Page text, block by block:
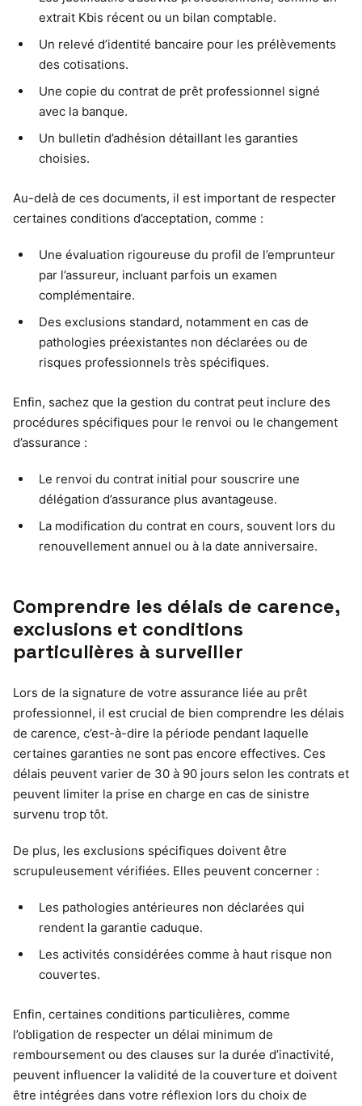
extrait Kbis récent ou un bilan comptable.
Un relevé d’identité bancaire pour les prélèvements
des cotisations.
Une copie du contrat de prêt professionnel signé
avec la banque.
Un bulletin d’adhésion détaillant les garanties
choisies.
Au-delà de ces documents, il est important de respecter
certaines conditions d’acceptation, comme :
Une évaluation rigoureuse du profil de l’emprunteur
par l’assureur, incluant parfois un examen
complémentaire.
Des exclusions standard, notamment en cas de
pathologies préexistantes non déclarées ou de
risques professionnels très spécifiques.
Enfin, sachez que la gestion du contrat peut inclure des
procédures spécifiques pour le renvoi ou le changement
d’assurance :
Le renvoi du contrat initial pour souscrire une
délégation d’assurance plus avantageuse.
La modification du contrat en cours, souvent lors du
renouvellement annuel ou à la date anniversaire.
Comprendre les délais de carence,
exclusions et conditions
particulières à surveiller
Lors de la signature de votre assurance liée au prêt
professionnel, il est crucial de bien comprendre les délais
de carence, c’est-à-dire la période pendant laquelle
certaines garanties ne sont pas encore effectives. Ces
délais peuvent varier de 30 à 90 jours selon les contrats et
peuvent limiter la prise en charge en cas de sinistre
survenu trop tôt.
De plus, les exclusions spécifiques doivent être
scrupuleusement vérifiées. Elles peuvent concerner :
Les pathologies antérieures non déclarées qui
rendent la garantie caduque.
Les activités considérées comme à haut risque non
couvertes.
Enfin, certaines conditions particulières, comme
l’obligation de respecter un délai minimum de
remboursement ou des clauses sur la durée d’inactivité,
peuvent influencer la validité de la couverture et doivent
être intégrées dans votre réflexion lors du choix de